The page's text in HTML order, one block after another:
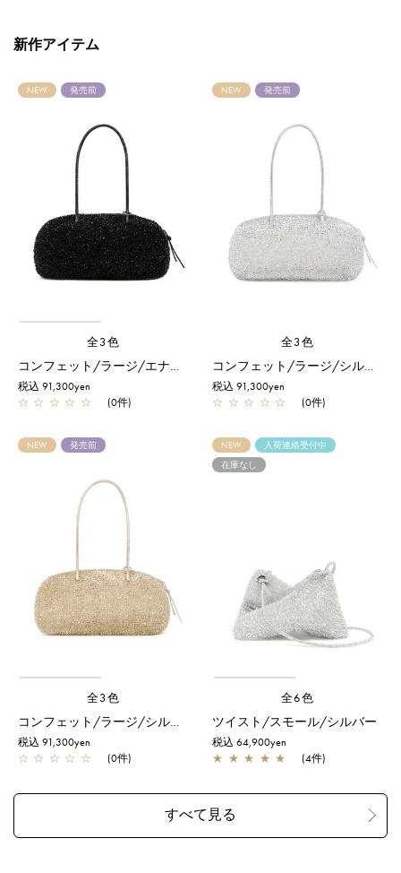
新作アイテム
NEW 発売前
全3色
コンフェット/ラージ/エナメルブラック
税込 91,300yen
☆ ☆ ☆ ☆ ☆ (0件)
NEW 発売前
全3色
コンフェット/ラージ/シルバー
税込 91,300yen
☆ ☆ ☆ ☆ ☆ (0件)
NEW 発売前
全3色
コンフェット/ラージ/シルバーゴールド
税込 91,300yen
☆ ☆ ☆ ☆ ☆ (0件)
NEW
入荷連絡受付中
在庫なし
全6色
ツイスト/スモール/シルバー
税込 64,900yen
★ ★ ★ ★ ★ (4件)